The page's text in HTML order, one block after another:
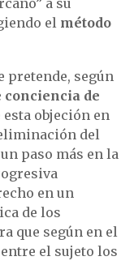
a su
el método
pretende, según
de
objeción en
del
paso más en la
en un
de los
que según en el
el sujeto los